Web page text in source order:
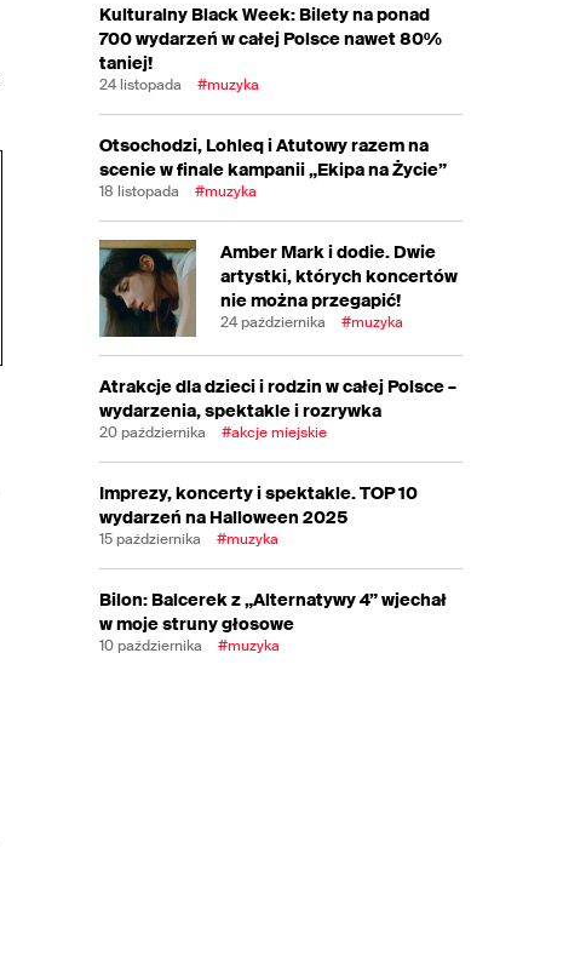
Kulturalny Black Week: Bilety na ponad
700 wydarzeń w całej Polsce nawet 80%
taniej!
24 listopada #muzyka
Otsochodzi, Lohleq i Atutowy razem na
scenie w finale kampanii „Ekipa na Życie”
18 listopada #muzyka
Amber Mark i dodie. Dwie
artystki, których koncertów
nie można przegapić!
24 października #muzyka
Atrakcje dla dzieci i rodzin w całej Polsce –
wydarzenia, spektakle i rozrywka
20 października #akcje miejskie
Imprezy, koncerty i spektakle. TOP 10
wydarzeń na Halloween 2025
15 października #muzyka
Bilon: Balcerek z „Alternatywy 4” wjechał
w moje struny głosowe
10 października #muzyka